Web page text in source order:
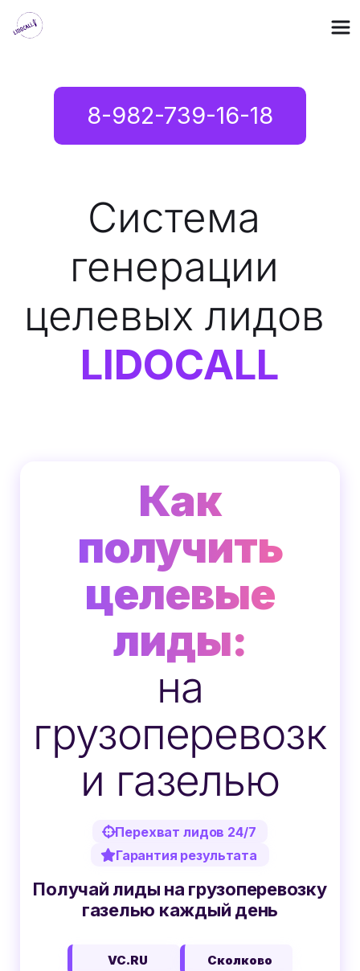
8-982-739-16-18
Система
генерации
LIDOCALL
Как
получить
целевые
лиды:
на
грузоперевозк
и газелью
Перехват лидов 24/7
Гарантия результата
Получай лиды на грузоперевозку
газелью каждый день
VC.RU
Сколково